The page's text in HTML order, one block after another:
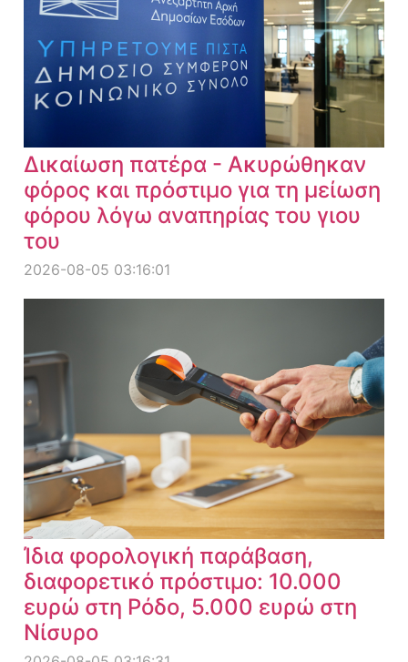
Δικαίωση πατέρα - Ακυρώθηκαν
φόρος και πρόστιμο για τη μείωση
φόρου λόγω αναπηρίας του γιου
του
2026-08-05 03:16:01
Ίδια φορολογική παράβαση,
διαφορετικό πρόστιμο: 10.000
ευρώ στη Ρόδο, 5.000 ευρώ στη
Νίσυρο